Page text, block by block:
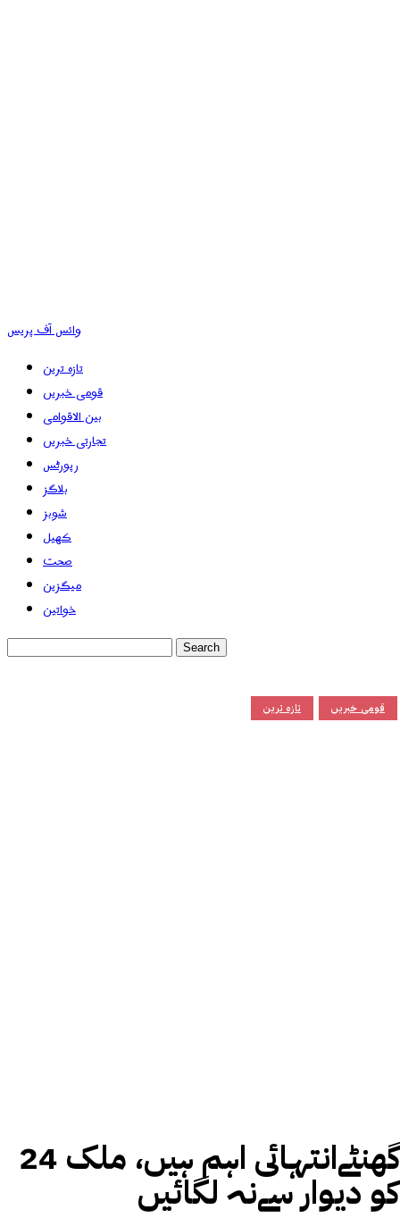
وائس آف پریس
تازہ ترین
قومی خبریں
بین الاقوامی
تجارتی خبریں
رپورٹس
بلاگز
شوبز
کھیل
صحت
میگزین
خواتین
تازہ ترین قومی خبریں
24 گھنٹےانتہائی اہم ہیں، ملک
کو دیوار سےنہ لگائیں